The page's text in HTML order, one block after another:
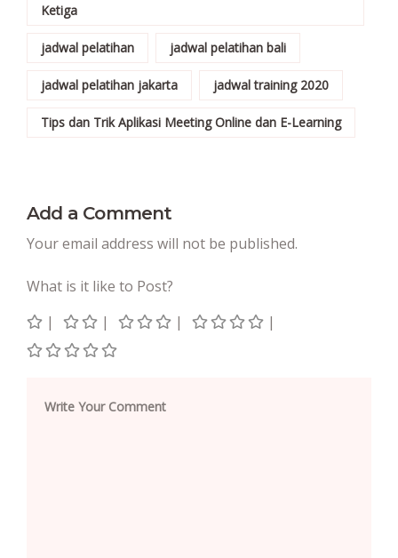
Ketiga
jadwal pelatihan jadwal pelatihan bali
jadwal pelatihan jakarta jadwal training 2020
Tips dan Trik Aplikasi Meeting Online dan E-Learning
Add a Comment
Your email address will not be published.
What is it like to Post?